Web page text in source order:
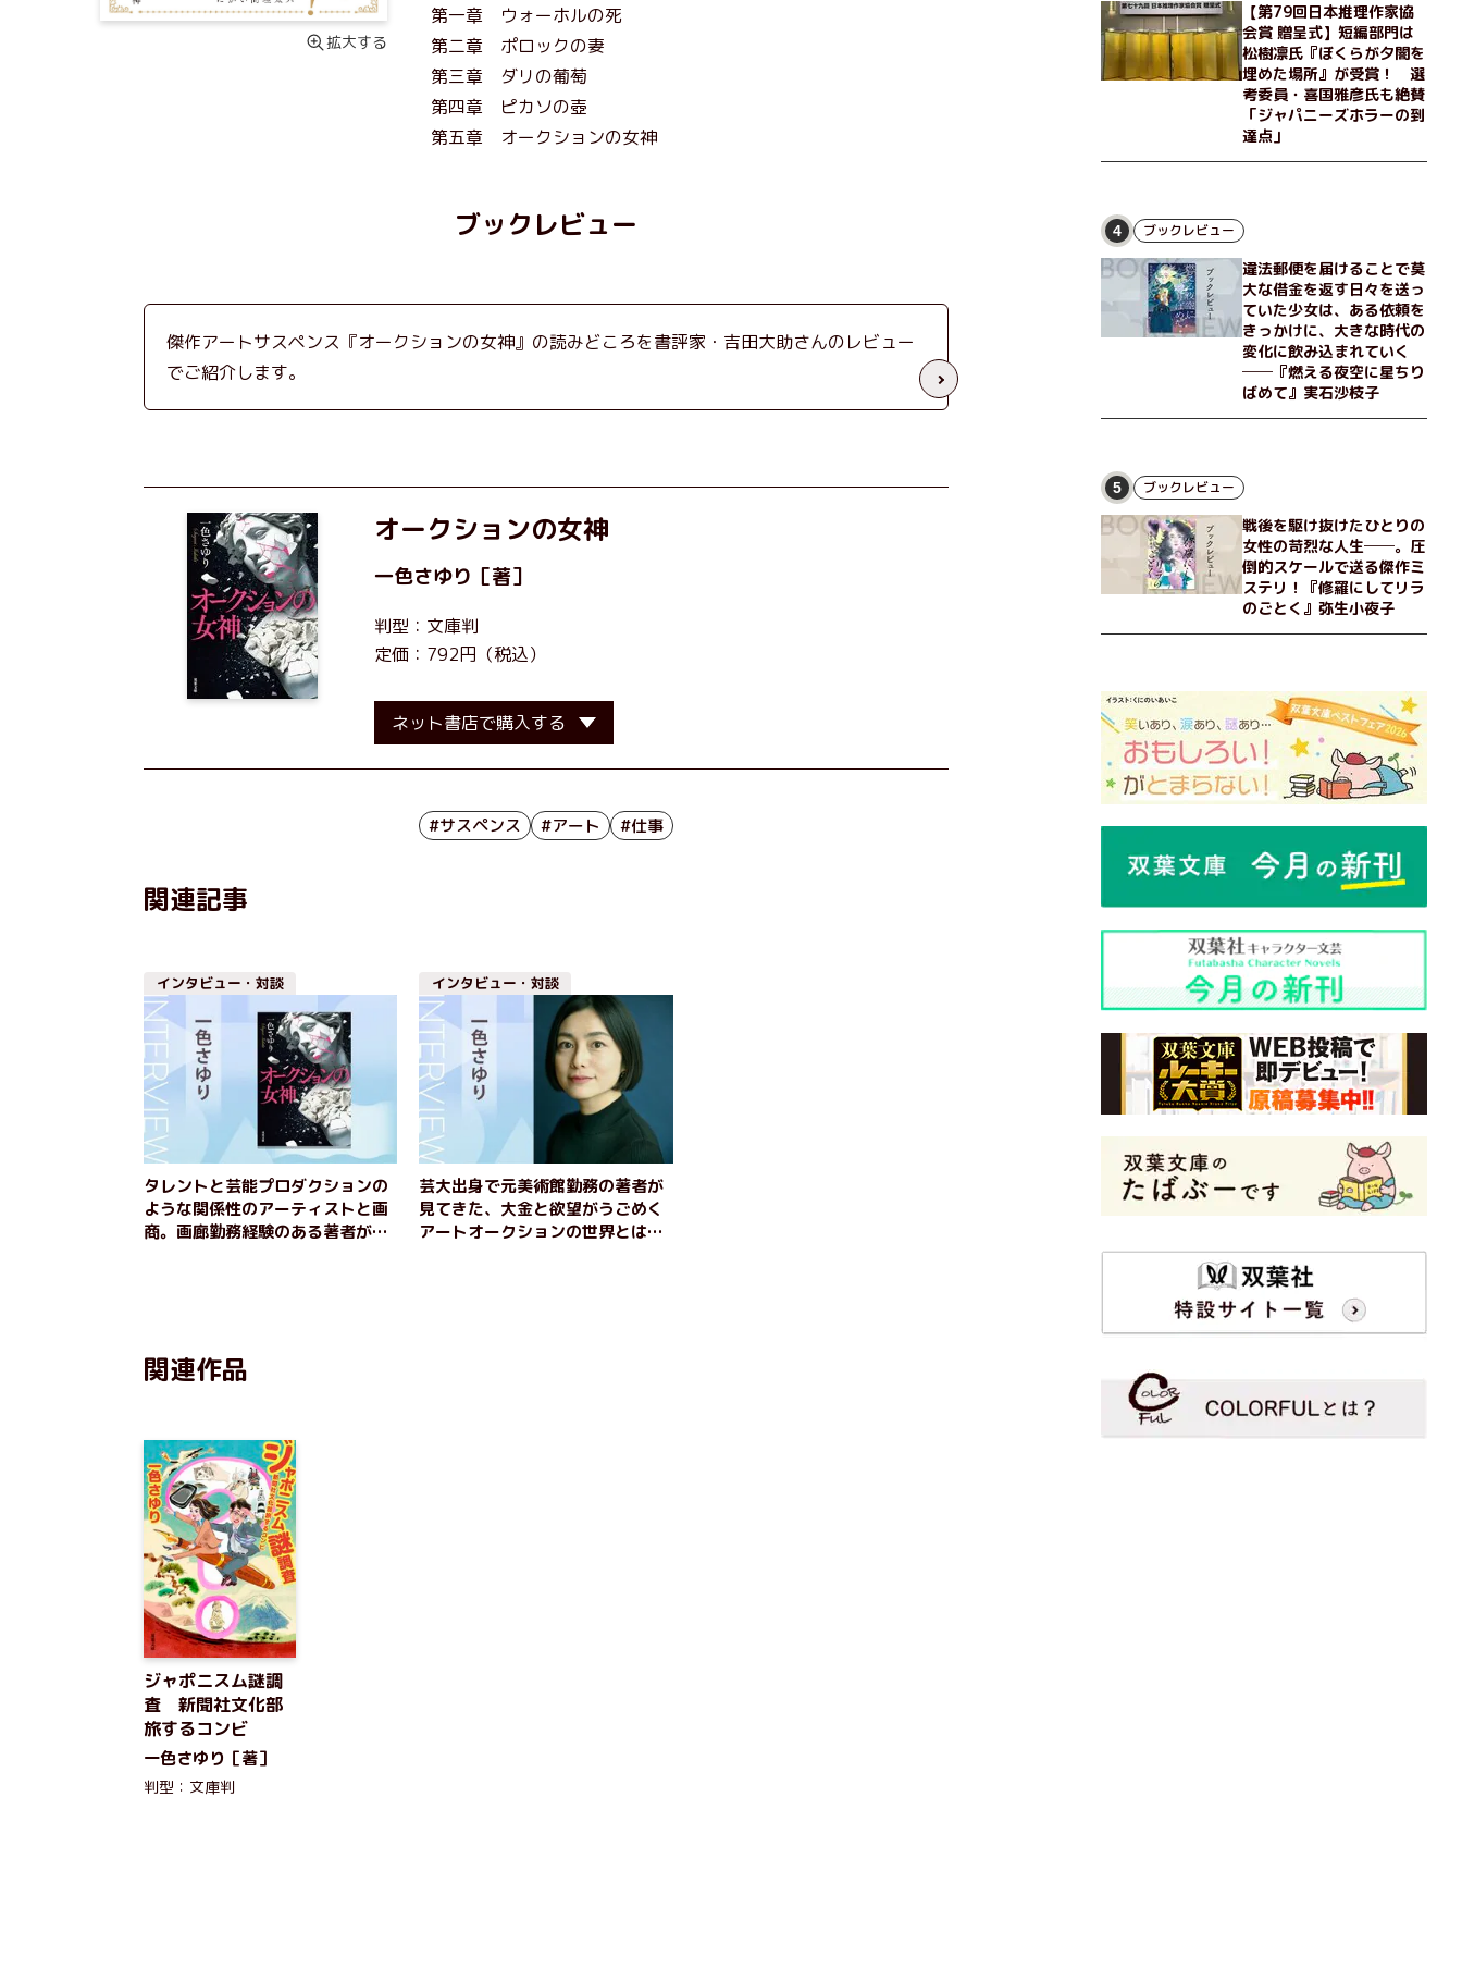
拡大する
第一章 ウォーホルの死
第二章 ポロックの妻
第三章 ダリの葡萄
第四章 ピカソの壺
第五章 オークションの女神
ブックレビュー
傑作アートサスペンス『オークションの女神』の読みどころを書評家・吉田大助さんのレビュー
でご紹介します。
オークションの女神
一色さゆり ［著］
判型：文庫判
定価：792円（税込）
ネット書店で購入する
#サスペンス #アート #仕事
関連記事
インタビュー・対談
タレントと芸能プロダクションの
ような関係性のアーティストと画
商。画廊勤務経験のある著者が描
インタビュー・対談
芸大出身で元美術館勤務の著者が
見てきた、大金と欲望がうごめく
アートオークションの世界とは？
関連作品
ジャポニスム謎調
査 新聞社文化部
旅するコンビ
一色さゆり［著］
判型：文庫判
【第79回日本推理作家協
会賞 贈呈式】短編部門は
松樹凛氏『ぼくらが夕闇を
埋めた場所』が受賞！ 選
考委員・喜国雅彦氏も絶賛
「ジャパニーズホラーの到
達点」
4 ブックレビュー
違法郵便を届けることで莫
大な借金を返す日々を送っ
ていた少女は、ある依頼を
きっかけに、大きな時代の
変化に飲み込まれていく
──『燃える夜空に星ちり
ばめて』実石沙枝子
5 ブックレビュー
戦後を駆け抜けたひとりの
女性の苛烈な人生──。圧
倒的スケールで送る傑作ミ
ステリ！『修羅にしてリラ
のごとく』弥生小夜子